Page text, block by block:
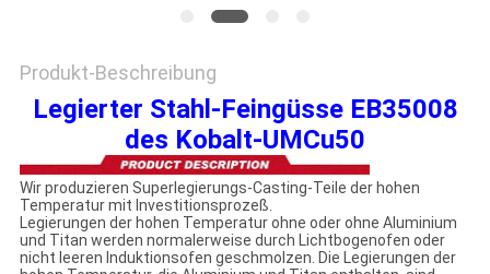
Produkt-Beschreibung
Legierter Stahl-Feingüsse EB35008
des Kobalt-UMCu50
Wir produzieren Superlegierungs-Casting-Teile der hohen
Temperatur mit Investitionsprozeß.
Legierungen der hohen Temperatur ohne oder ohne Aluminium
und Titan werden normalerweise durch Lichtbogenofen oder
nicht leeren Induktionsofen geschmolzen. Die Legierungen der